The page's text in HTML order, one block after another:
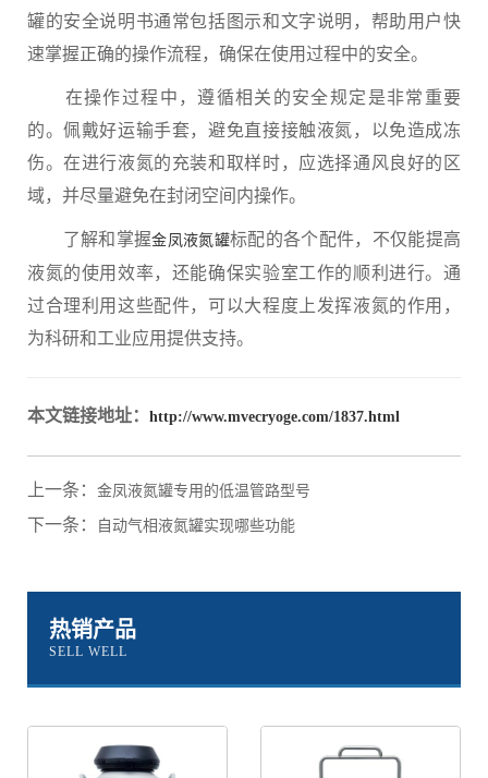
罐的安全说明书通常包括图示和文字说明，帮助用户快
速掌握正确的操作流程，确保在使用过程中的安全。
在操作过程中，遵循相关的安全规定是非常重要
的。佩戴好运输手套，避免直接接触液氮，以免造成冻
伤。在进行液氮的充装和取样时，应选择通风良好的区
域，并尽量避免在封闭空间内操作。
了解和掌握金凤液氮罐标配的各个配件，不仅能提高
液氮的使用效率，还能确保实验室工作的顺利进行。通
过合理利用这些配件，可以大程度上发挥液氮的作用，
为科研和工业应用提供支持。
本文链接地址： http://www.mvecryoge.com/1837.html
上一条： 金凤液氮罐专用的低温管路型号
下一条： 自动气相液氮罐实现哪些功能
热销产品
SELL WELL